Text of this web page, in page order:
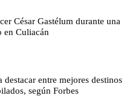
César Gastélum durante una
en Culiacán
destacar entre mejores destinos
según Forbes